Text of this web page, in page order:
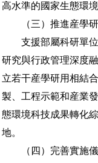
高水準的國家生態環境
（三）推進産學研
支援部屬科研單位
研究與行政管理深度
立若干産學研用相結
製、工程示範和産業
態環境科技成果轉化
地。
（四）完善實施儀